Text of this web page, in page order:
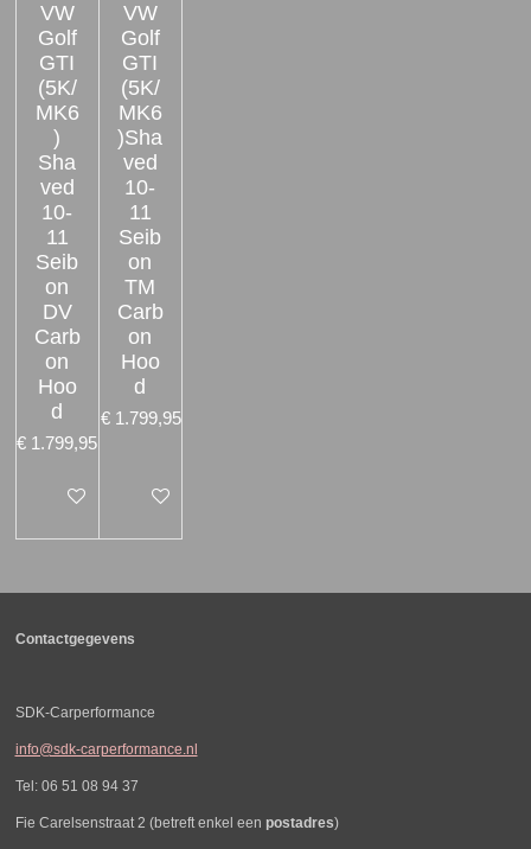
VW
Golf
GTI
(5K/
MK6
)
Sha
ved
10-
11
Seib
on
DV
Carb
on
Hoo
d
€ 1.799,95
In winkelwagen
VW
Golf
GTI
(5K/
MK6
)Sha
ved
10-
11
Seib
on
TM
Carb
on
Hoo
d
€ 1.799,95
In winkelwagen
Contactgegevens
SDK-Carperformance
info@sdk-carperformance.nl
Tel: 06 51 08 94 37
Fie Carelsenstraat 2 (betreft enkel een postadres)